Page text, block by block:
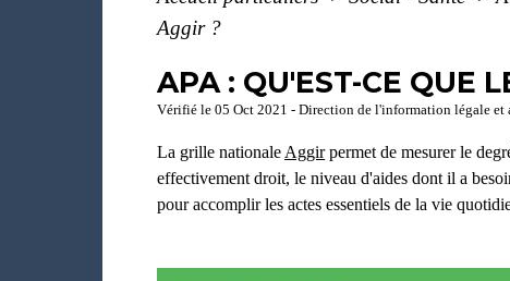
Aggir ?
APA : QU'EST-CE QUE
Vérifié le 05 Oct 2021 - Direction de l'information légale
La grille nationale Aggirpermet de mesurer le
effectivement droit, le niveau d'aides dont il a
pour accomplir les actes essentiels de la vie